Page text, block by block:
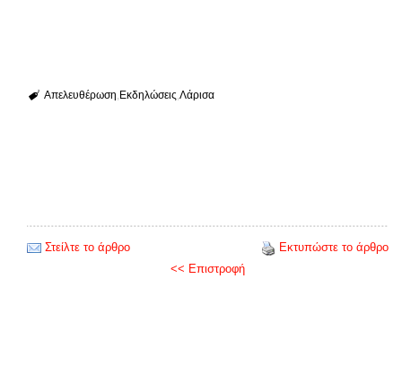
Απελευθέρωση Εκδηλώσεις Λάρισα
Στείλτε το άρθρο
Εκτυπώστε το άρθρο
<< Επιστροφή